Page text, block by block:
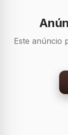
Este anúncio